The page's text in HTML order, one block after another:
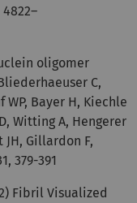
4822–
oligomer
C,
WP, Bayer H, Kiechle
Witting A, Hengerer
JH, Gillardon F,
379-391
Fibril Visualized